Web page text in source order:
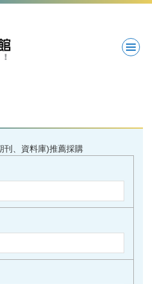
刊、資料庫)推薦採購